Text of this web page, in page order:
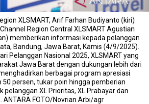
XLSMART, Arif Farhan Budiyanto (kiri)
Region Central XLSMART Agustian
memberikan informasi kepada pelanggan
Bandung, Jawa Barat, Kamis (4/9/2025).
Pelanggan Nasional 2025, XLSMART yang
Jawa Barat dengan dukungan lebih dari
berbagai program apresiasi
persen, tukar poin hingga pemberian
pelanggan XL Prioritas, XL Prabayar dan
FOTO/Novrian Arbi/agr